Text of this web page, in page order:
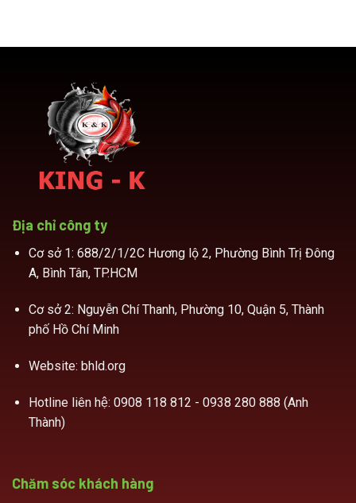
Địa chỉ công ty
Cơ sở 1: 688/2/1/2C Hương lộ 2, Phường Bình Trị Đông
A, Bình Tân, TP.HCM
Cơ sở 2: Nguyễn Chí Thanh, Phường 10, Quận 5, Thành
phố Hồ Chí Minh
Website: bhld.org
Hotline liên hệ: 0908 118 812 - 0938 280 888 (Anh
Thành)
Chăm sóc khách hàng